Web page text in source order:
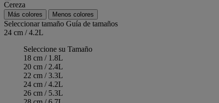
Cereza
Más colores Menos colores
Seleccionar tamaño Guía de tamaños
24 cm / 4.2L
Seleccione su Tamaño
18 cm / 1.8L
20 cm / 2.4L
22 cm / 3.3L
24 cm / 4.2L
26 cm / 5.3L